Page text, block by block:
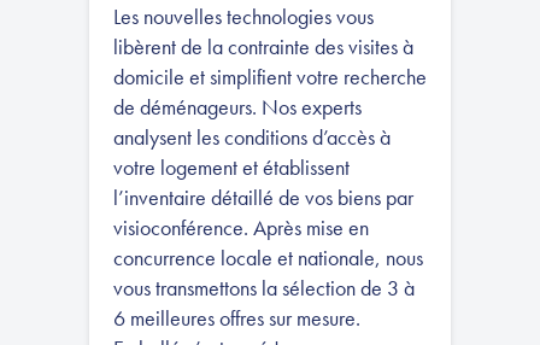
Les nouvelles technologies vous
libèrent de la contrainte des visites à
domicile et simplifient votre recherche
de déménageurs. Nos experts
analysent les conditions d’accès à
votre logement et établissent
l’inventaire détaillé de vos biens par
visioconférence. Après mise en
concurrence locale et nationale, nous
vous transmettons la sélection de 3 à
6 meilleures offres sur mesure.